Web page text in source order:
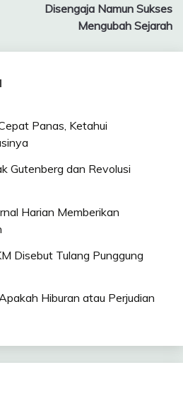
Disengaja Namun Sukses
Mengubah Sejarah
Panas, Ketahui
Gutenberg dan Revolusi
Harian Memberikan
Disebut Tulang Punggung
Hiburan atau Perjudian